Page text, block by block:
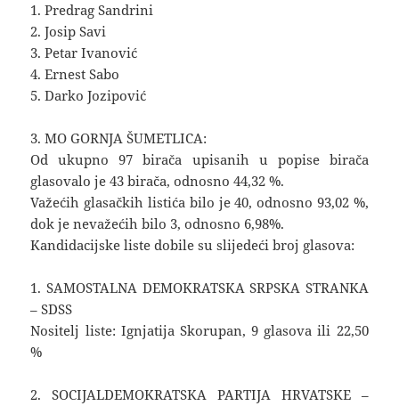
1. Predrag Sandrini
2. Josip Savi
3. Petar Ivanović
4. Ernest Sabo
5. Darko Jozipović
3. MO GORNJA ŠUMETLICA:
Od ukupno 97 birača upisanih u popise birača
glasovalo je 43 birača, odnosno 44,32 %.
Važećih glasačkih listića bilo je 40, odnosno 93,02 %,
dok je nevažećih bilo 3, odnosno 6,98%.
Kandidacijske liste dobile su slijedeći broj glasova:
1. SAMOSTALNA DEMOKRATSKA SRPSKA STRANKA
– SDSS
Nositelj liste: Ignjatija Skorupan, 9 glasova ili 22,50
%
2. SOCIJALDEMOKRATSKA PARTIJA HRVATSKE –